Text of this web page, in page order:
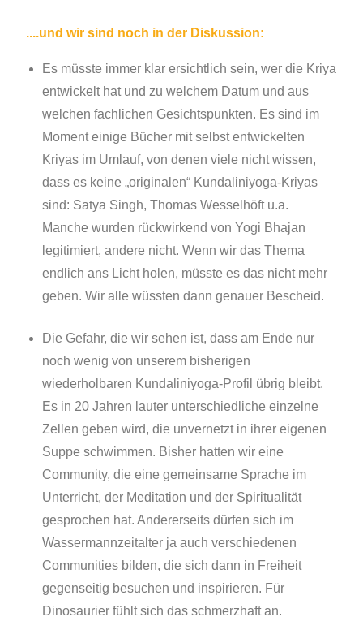
....und wir sind noch in der Diskussion:
Es müsste immer klar ersichtlich sein, wer die Kriya
entwickelt hat und zu welchem Datum und aus
welchen fachlichen Gesichtspunkten. Es sind im
Moment einige Bücher mit selbst entwickelten
Kriyas im Umlauf, von denen viele nicht wissen,
dass es keine „originalen“ Kundaliniyoga-Kriyas
sind: Satya Singh, Thomas Wesselhöft u.a.
Manche wurden rückwirkend von Yogi Bhajan
legitimiert, andere nicht. Wenn wir das Thema
endlich ans Licht holen, müsste es das nicht mehr
geben. Wir alle wüssten dann genauer Bescheid.
Die Gefahr, die wir sehen ist, dass am Ende nur
noch wenig von unserem bisherigen
wiederholbaren Kundaliniyoga-Profil übrig bleibt.
Es in 20 Jahren lauter unterschiedliche einzelne
Zellen geben wird, die unvernetzt in ihrer eigenen
Suppe schwimmen. Bisher hatten wir eine
Community, die eine gemeinsame Sprache im
Unterricht, der Meditation und der Spiritualität
gesprochen hat. Andererseits dürfen sich im
Wassermannzeitalter ja auch verschiedenen
Communities bilden, die sich dann in Freiheit
gegenseitig besuchen und inspirieren. Für
Dinosaurier fühlt sich das schmerzhaft an.